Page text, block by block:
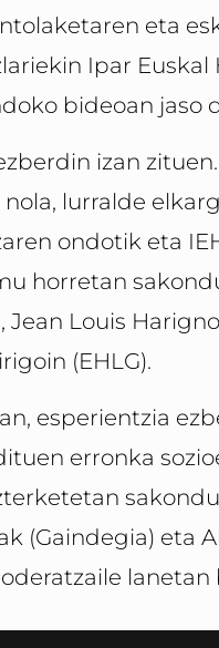
eta
Ipar
bideoan jaso
izan
nola, lurralde
ondotik eta
horretan
Jean Louis
(EHLG).
esperientzia
erronka
(Gaindegia) eta